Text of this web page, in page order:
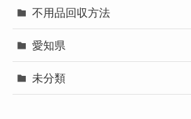
不用品回収方法
愛知県
未分類